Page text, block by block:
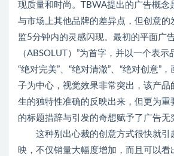
现质量和时尚。TBWA提出的广告概念
与市场上其他品牌的差异点，但创意的
监5分钟内的灵感闪现。最初的平面广
（ABSOLUT）”为首字，并以一个表
“绝对完美”、“绝对清澈”、“绝对创意”
子为中心，视觉效果非常突出，该产品
生的独特性准确的反映出来，但更为重
的标题措辞与引发的奇想赋予了广告无
这种别出心裁的创意方式很快就引
映，不仅销量大幅度增加，而且可以看